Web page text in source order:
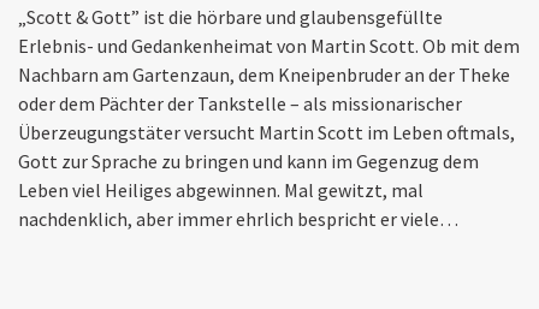
„Scott & Gott” ist die hörbare und glaubensgefüllte
Erlebnis- und Gedankenheimat von Martin Scott. Ob mit dem
Nachbarn am Gartenzaun, dem Kneipenbruder an der Theke
oder dem Pächter der Tankstelle – als missionarischer
Überzeugungstäter versucht Martin Scott im Leben oftmals,
Gott zur Sprache zu bringen und kann im Gegenzug dem
Leben viel Heiliges abgewinnen. Mal gewitzt, mal
nachdenklich, aber immer ehrlich bespricht er viele…